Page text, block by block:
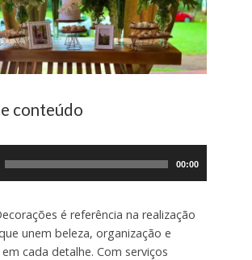
conteúdo
00:00
é referência na realização
unem beleza, organização e
cada detalhe. Com serviços